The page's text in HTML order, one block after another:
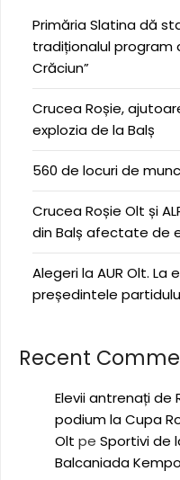
Primăria Slatina dă
tradiționalul program
Crăciun”
Crucea Roșie,
explozia de la Balș
560 de locuri de
Crucea Roșie Olt și
din Balș afectate de
Alegeri la AUR Olt.
președintele
Recent
Elevii antrenați
podium la Cupa
Olt pe Sportivi de
Balcaniada Kempo